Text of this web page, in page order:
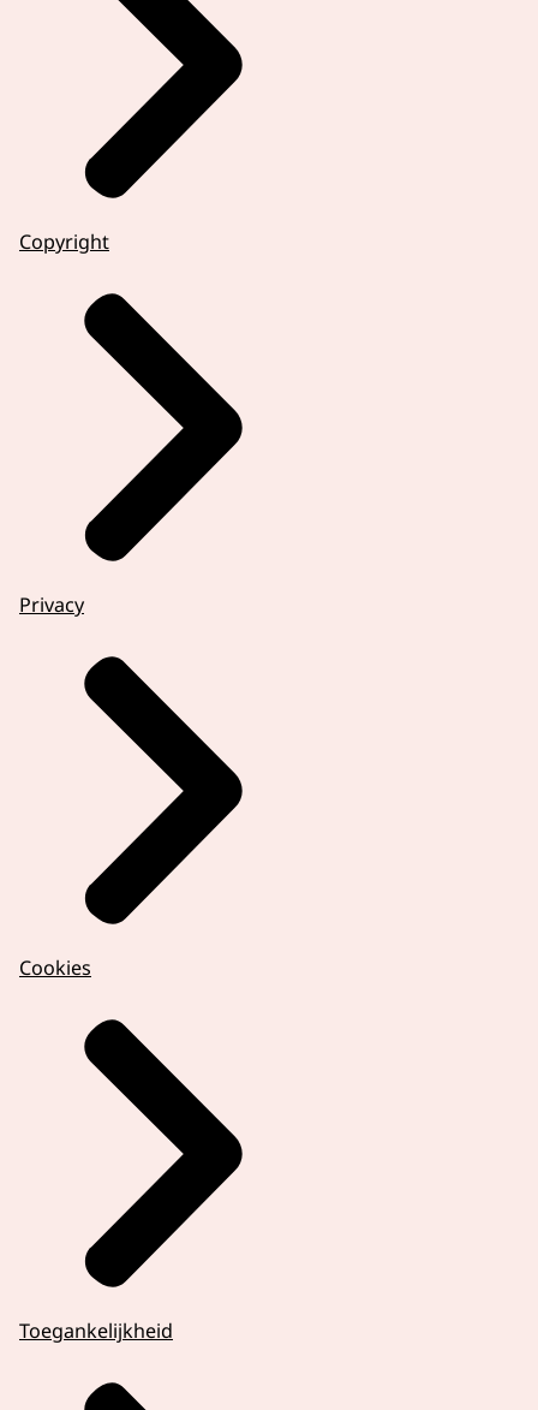
Copyright
Privacy
Cookies
Toegankelijkheid